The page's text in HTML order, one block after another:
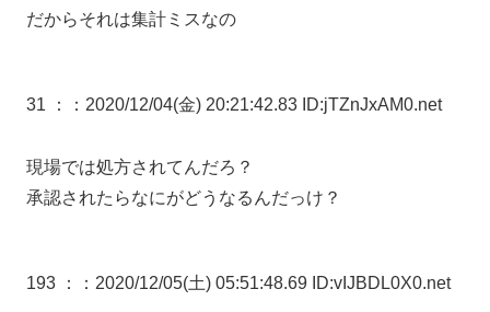
だからそれは集計ミスなの
31 ： ：2020/12/04(金) 20:21:42.83 ID:jTZnJxAM0.net
現場では処方されてんだろ？
承認されたらなにがどうなるんだっけ？
193 ： ：2020/12/05(土) 05:51:48.69 ID:vIJBDL0X0.net